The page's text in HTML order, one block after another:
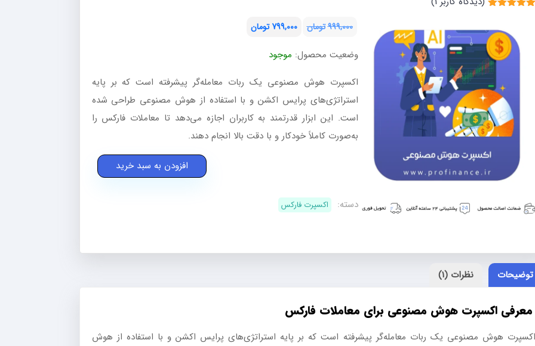
مشتری
تومان999,000
اصلی:
تومان999,000
بود.
تومان 799,000
فعلی:
تومان799,000.
وضعیت محصول: موجود
اکسپرت هوش مصنوعی یک ربات معامله‌گر پیشرفته است که بر پایه
استراتژی‌های پرایس اکشن و با استفاده از هوش مصنوعی طراحی شده
است. این ابزار قدرتمند به کاربران اجازه می‌دهد تا معاملات فارکس را
به‌صورت کاملاً خودکار و با دقت بالا انجام دهند.
مصنوعی
افزودن به سبد خرید
دسته: اکسپرت فارکس
توضیحات نظرات (1)
معرفی اکسپرت هوش مصنوعی برای معاملات فارکس
اکسپرت هوش مصنوعی یک ربات معامله‌گر پیشرفته است که بر پایه استراتژی‌های پرایس اکشن و با استفاده از هوش